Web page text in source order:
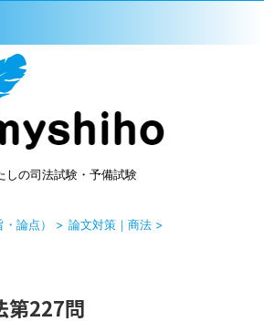
しの司法試験・予備試験
論点） > 論文対策｜商法 >
第227問